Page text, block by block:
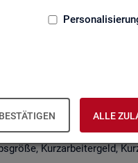
ALLE
Kurz­ar­bei­ter­geld,